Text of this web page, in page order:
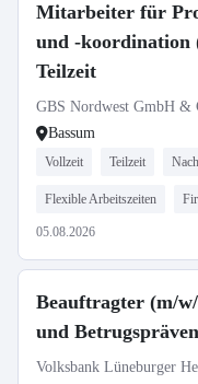
Mitarbeiter für
und -koordination
Teilzeit
GBS Nordwest GmbH &
Bassum
Vollzeit Teilzeit
Flexible Arbeitszeiten
05.08.2026
Beauftragter (m/
und
Volksbank Lüneburger